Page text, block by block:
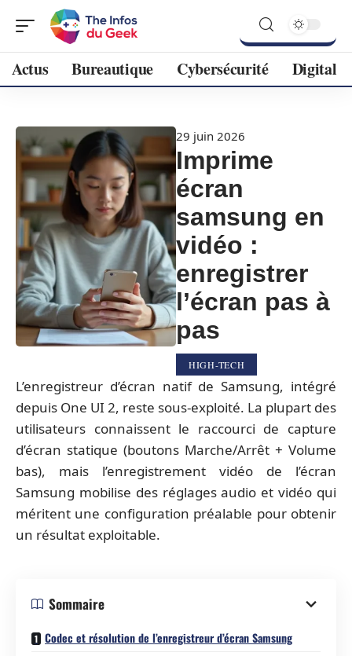
Actus Bureautique Cybersécurité Digital
29 juin 2026
Imprime
écran
samsung en
vidéo :
enregistrer
l’écran pas à
pas
HIGH-TECH
L’enregistreur d’écran natif de Samsung, intégré
depuis One UI 2, reste sous-exploité. La plupart des
utilisateurs connaissent le raccourci de capture
d’écran statique (boutons Marche/Arrêt + Volume
bas), mais l’enregistrement vidéo de l’écran
Samsung mobilise des réglages audio et vidéo qui
méritent une configuration préalable pour obtenir
un résultat exploitable.
Sommaire
Codec et résolution de l’enregistreur d’écran Samsung